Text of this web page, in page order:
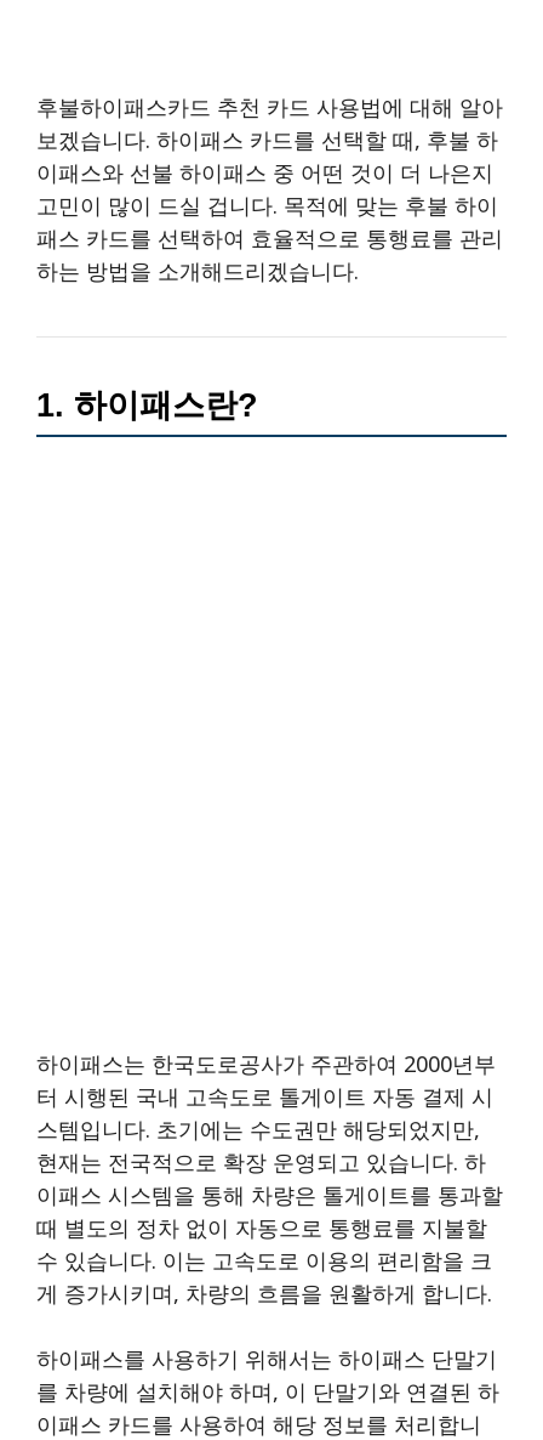
후불하이패스카드 추천 카드 사용법에 대해 알아
보겠습니다. 하이패스 카드를 선택할 때, 후불 하
이패스와 선불 하이패스 중 어떤 것이 더 나은지
고민이 많이 드실 겁니다. 목적에 맞는 후불 하이
패스 카드를 선택하여 효율적으로 통행료를 관리
하는 방법을 소개해드리겠습니다.
1. 하이패스란?
하이패스는 한국도로공사가 주관하여 2000년부
터 시행된 국내 고속도로 톨게이트 자동 결제 시
스템입니다. 초기에는 수도권만 해당되었지만,
현재는 전국적으로 확장 운영되고 있습니다. 하
이패스 시스템을 통해 차량은 톨게이트를 통과할
때 별도의 정차 없이 자동으로 통행료를 지불할
수 있습니다. 이는 고속도로 이용의 편리함을 크
게 증가시키며, 차량의 흐름을 원활하게 합니다.
하이패스를 사용하기 위해서는 하이패스 단말기
를 차량에 설치해야 하며, 이 단말기와 연결된 하
이패스 카드를 사용하여 해당 정보를 처리합니